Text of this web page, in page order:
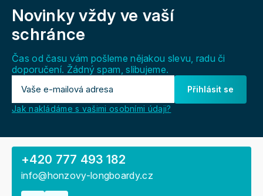
Novinky vždy ve vaší
schránce
Čas od času vám pošleme nějakou slevu, radu či
doporučení. Žádný spam, slibujeme.
Přihlásit se
Jak nakládáme s vašimi osobními údaji?
+420 777 493 182
info@honzovy-longboardy.cz